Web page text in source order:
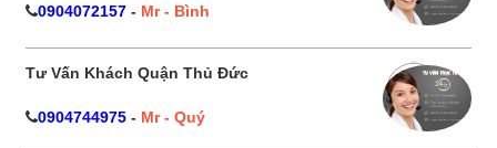
0904072157 - Mr - Bình
Tư Vấn Khách Quận Thủ Đức
0904744975 - Mr - Quý